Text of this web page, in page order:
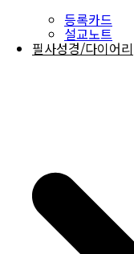
등록카드
설교노트
필사성경/다이어리